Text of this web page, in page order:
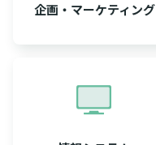
企画・マーケティング